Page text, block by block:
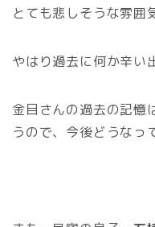
とても悲しそうな雰囲
やはり過去に何か辛い
金目さんの過去の記憶
うので、今後どうなっ